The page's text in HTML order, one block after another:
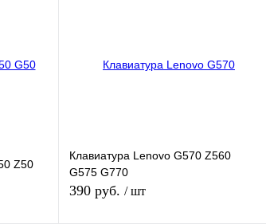
наличии
Z50
Клавиатура Lenovo G570 Z560
G575 G770
390 руб. / шт